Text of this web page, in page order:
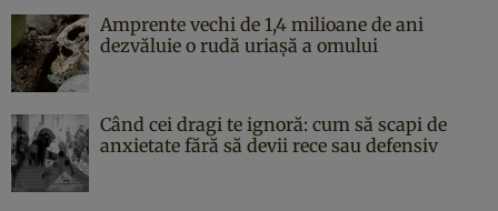
Amprente vechi de 1,4 milioane de ani
dezvăluie o rudă uriașă a omului
Când cei dragi te ignoră: cum să scapi de
anxietate fără să devii rece sau defensiv